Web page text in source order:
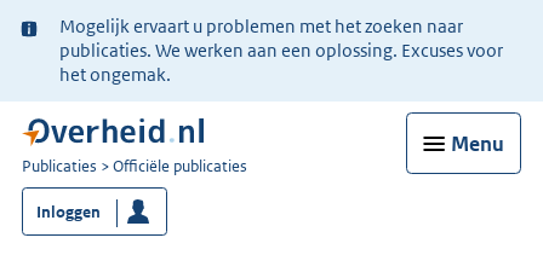
Ter
informatie:
Mogelijk ervaart u problemen met het zoeken naar
publicaties. We werken aan een oplossing. Excuses voor
het ongemak.
Menu
U
bent
nu
hier:
Publicaties Officiële publicaties
Inloggen